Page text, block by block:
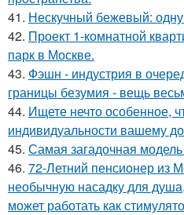
41. Нескучный бежевый:
42. Проект 1-комнатной
парк в Москве.
43. Фэшн - индустрия в
границы безумия - вещь
44. Ищете нечто особенное,
индивидуальности вашему
45. Самая загадочная
46. 72-Летний пенсионер из
необычную насадку для
может работать как